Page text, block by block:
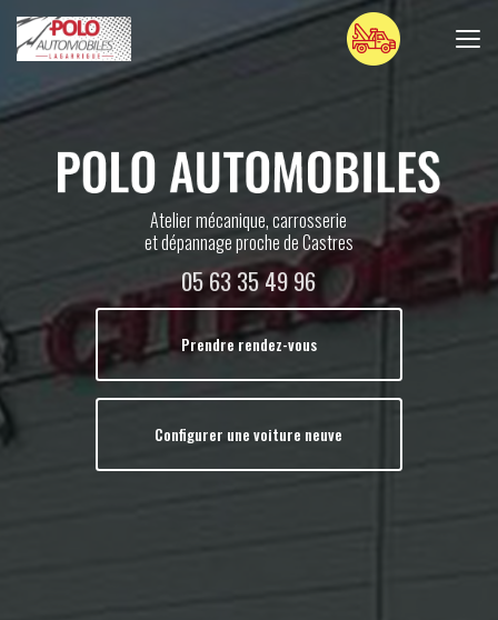
au
contenu
Atelier mécanique, carrosserie
et dépannage proche de Castres
05 63 35 49 96
Prendre rendez-vous
Configurer une voiture neuve